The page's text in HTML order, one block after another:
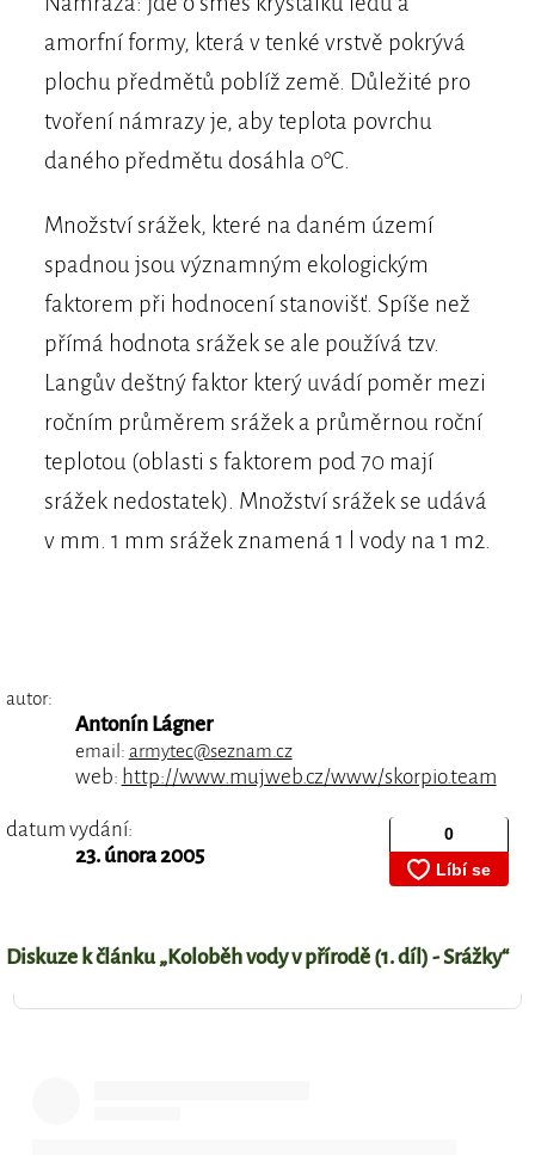
amorfní formy, která v tenké vrstvě pokrývá
plochu předmětů poblíž země. Důležité pro
tvoření námrazy je, aby teplota povrchu
daného předmětu dosáhla 0°C.
Množství srážek, které na daném území
spadnou jsou významným ekologickým
faktorem při hodnocení stanovišť. Spíše než
přímá hodnota srážek se ale používá tzv.
Langův deštný faktor který uvádí poměr mezi
ročním průměrem srážek a průměrnou roční
teplotou (oblasti s faktorem pod 70 mají
srážek nedostatek). Množství srážek se udává
v mm. 1 mm srážek znamená 1 l vody na 1 m2.
autor:
Antonín Lágner
email: armytec@seznam.cz
web: http://www.mujweb.cz/www/skorpio.team
datum vydání:
23. února 2005
Diskuze k článku „Koloběh vody v přírodě (1. díl) - Srážky“